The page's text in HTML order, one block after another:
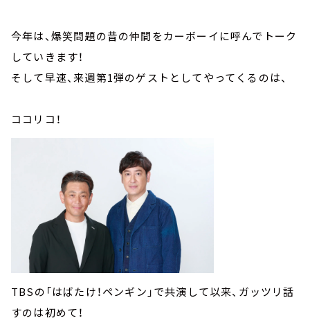
今年は、爆笑問題の昔の仲間をカーボーイに呼んでトーク
していきます！
そして早速、来週第1弾のゲストとしてやってくるのは、
ココリコ！
TBSの「はばたけ！ペンギン」で共演して以来、ガッツリ話
すのは初めて！